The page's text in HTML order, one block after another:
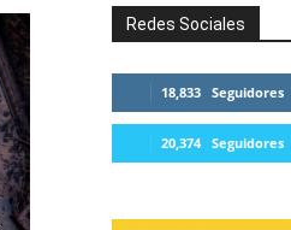
Redes Sociales
18,833 Seguidores
20,374 Seguidores